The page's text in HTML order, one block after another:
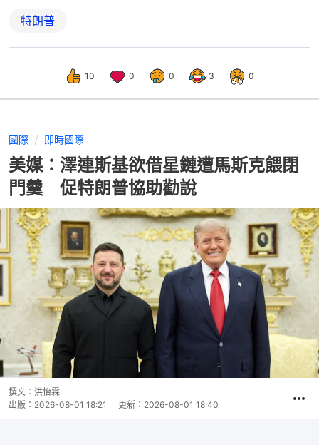
特朗普
10 0 0 3 0
國際 即時國際
美媒：澤連斯基欲借星鏈遭馬斯克餵閉
門羹 促特朗普協助勸說
撰文： 洪怡霖
出版： 2026-08-01 18:21 更新： 2026-08-01 18:40